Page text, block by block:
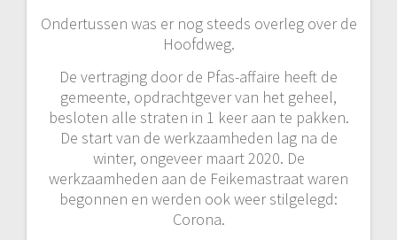
Ondertussen was er nog steeds overleg over de
Hoofdweg.
De vertraging door de Pfas-affaire heeft de
gemeente, opdrachtgever van het geheel,
besloten alle straten in 1 keer aan te pakken.
De start van de werkzaamheden lag na de
winter, ongeveer maart 2020. De
werkzaamheden aan de Feikemastraat waren
begonnen en werden ook weer stilgelegd:
Corona.